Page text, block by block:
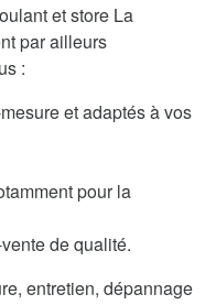
et store La
par ailleurs
:
et adaptés à vos
pour la
de qualité.
entretien, dépannage